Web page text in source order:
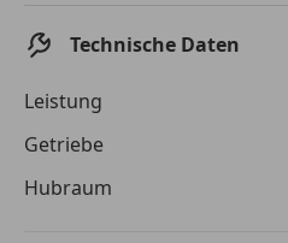
Technische Daten
Leistung
Getriebe
Hubraum